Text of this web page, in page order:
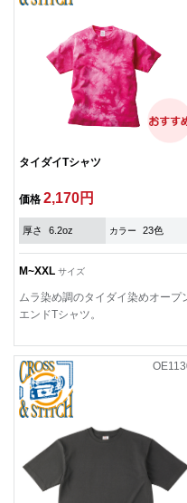
タイダイTシャツ
価格 2,170円
厚さ 6.2oz カラー 23色
M~XXL サイズ
ムラ染め調のタイダイ染めオープ
エンドTシャツ。